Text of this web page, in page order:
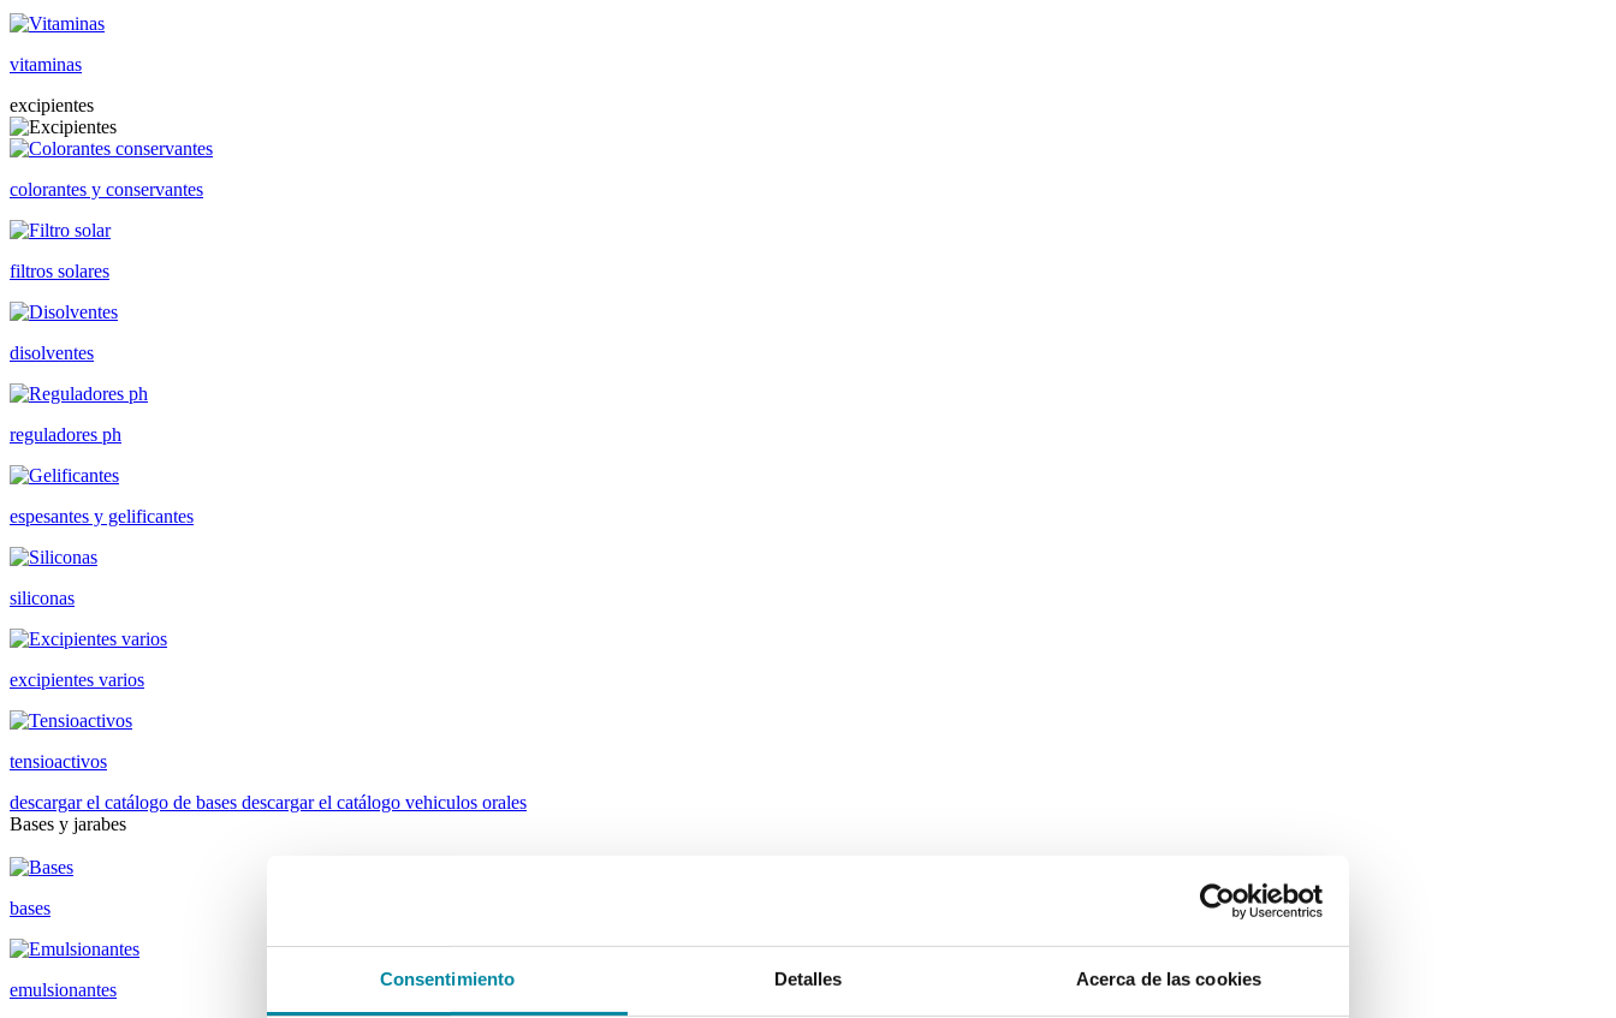
Consentimiento Detalles Acerca de las cookies
vitaminas
excipientes
colorantes y conservantes
filtros solares
disolventes
reguladores ph
espesantes y gelificantes
siliconas
excipientes varios
tensioactivos
descargar el catálogo de bases descargar el catálogo vehiculos orales
Bases y jarabes
bases
emulsionantes